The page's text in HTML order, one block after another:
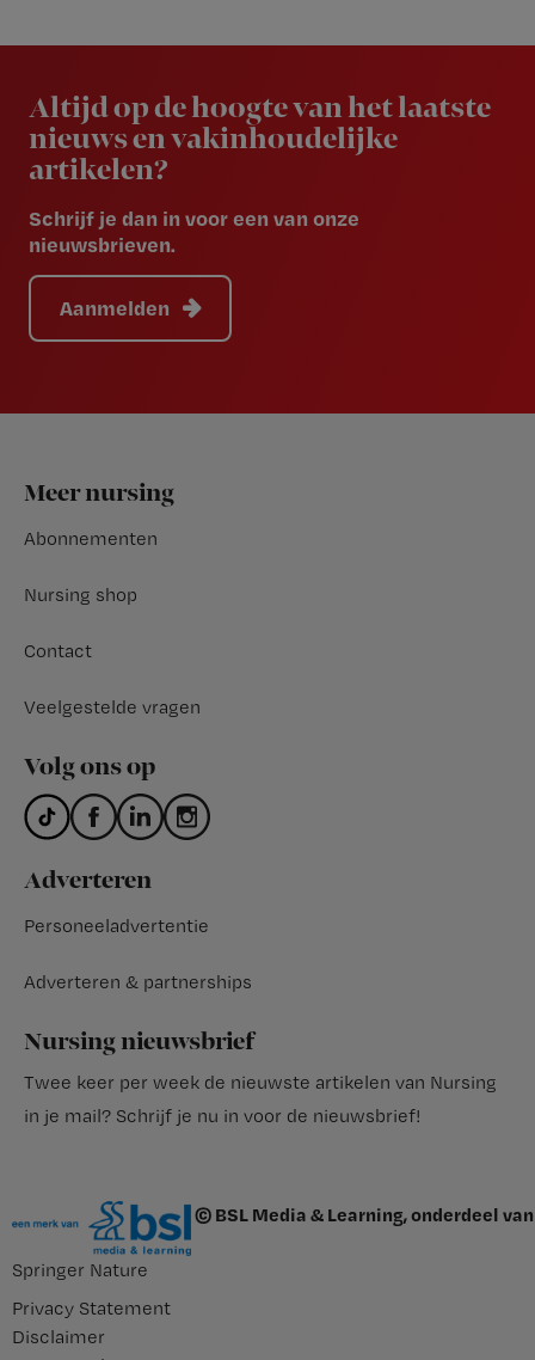
Altijd op de hoogte van het laatste
nieuws en vakinhoudelijke
artikelen?
Schrijf je dan in voor een van onze
nieuwsbrieven.
Aanmelden
Footer
Meer nursing
Abonnementen
Nursing shop
Contact
Veelgestelde vragen
Volg ons op
Adverteren
Personeeladvertentie
Adverteren & partnerships
Nursing nieuwsbrief
Twee keer per week de nieuwste artikelen van Nursing
in je mail? Schrijf je nu in voor de nieuwsbrief!
© BSL Media & Learning, onderdeel van
Springer Nature
Privacy Statement
Disclaimer